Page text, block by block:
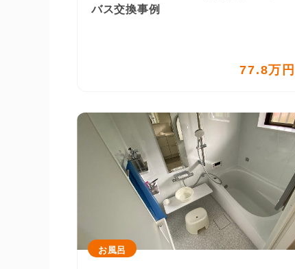
バス交換事例
77.8万円
お風呂